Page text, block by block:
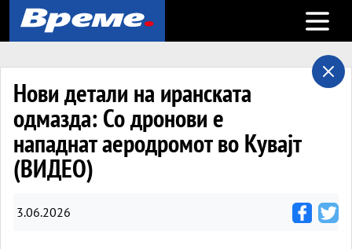
Open
Нови детали на иранската
одмазда: Со дронови е
нападнат аеродромот во Кувајт
(ВИДЕО)
3.06.2026